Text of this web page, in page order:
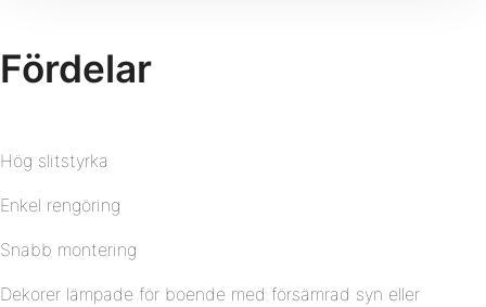
Fördelar
Hög slitstyrka
Enkel rengöring
Snabb montering
Dekorer lämpade för boende med försämrad syn eller